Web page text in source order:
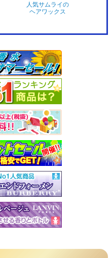
人気サムライの
ヘアワックス